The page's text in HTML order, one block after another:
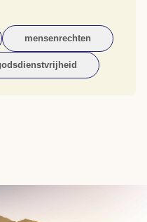
mensenrechten